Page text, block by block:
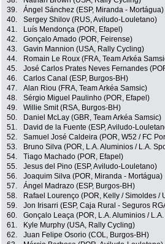
39.
Ángel Sánchez (ESP, Miranda - Mortágua)
40.
Sergey Shilov (RUS, Aviludo-Louletano)
41.
Luís Mendonça (POR, Efapel)
42.
Gonçalo Amado (POR, Feirense)
43.
Gavin Mannion (USA, Rally Cycling)
44.
Romain Le Roux (FRA, Team Arkéa
45.
José Carlos Prates Neves Fernandes
46.
Carlos Canal (ESP, Burgos-BH)
47.
Alan Riou (FRA, Team Arkéa Samsic)
48.
Sérgio Miguel Paulinho (POR, Efapel)
49.
Willie Smit (RSA, Burgos-BH)
50.
Daniel McLay (GBR, Team Arkéa Samsic)
51.
David de la Fuente (ESP, Aviludo-
52.
Samuel José Caldeira (POR, W52 / FC
53.
Bruno Silva (POR, L.A. Aluminios / L.A.
54.
Tiago Machado (POR, Efapel)
55.
Jesus del Pino (ESP, Aviludo-Louletano)
56.
Joaquim Silva (POR, Miranda - Mortágua)
57.
Ángel Madrazo (ESP, Burgos-BH)
58.
Rafael Lourenço (POR, Kelly / Simoldes /
59.
Jon Irisarri (ESP, Caja Rural - Seguros
60.
Gonçalo Leaça (POR, L.A. Aluminios /
61.
Kyle Murphy (USA, Rally Cycling)
62.
Juan Felipe Osorio (COL, Burgos-BH)